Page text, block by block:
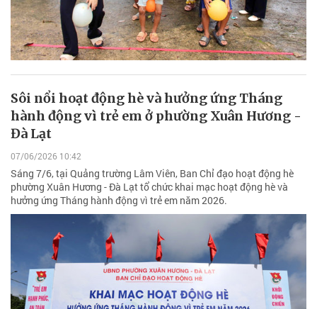
Sôi nổi hoạt động hè và hưởng ứng Tháng
hành động vì trẻ em ở phường Xuân Hương -
Đà Lạt
07/06/2026 10:42
Sáng 7/6, tại Quảng trường Lâm Viên, Ban Chỉ đạo hoạt động hè
phường Xuân Hương - Đà Lạt tổ chức khai mạc hoạt động hè và
hưởng ứng Tháng hành động vì trẻ em năm 2026.